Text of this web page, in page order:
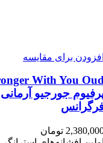
برای مقایسه
جورجیو
تومان